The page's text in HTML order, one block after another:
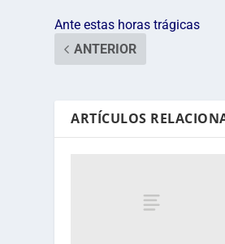
Ante estas horas trágicas
ANTERIOR
ARTÍCULOS